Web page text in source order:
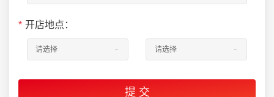
* 开店地点：